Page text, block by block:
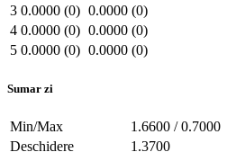
3 0.0000 (0) 0.0000 (0)
4 0.0000 (0) 0.0000 (0)
5 0.0000 (0) 0.0000 (0)
Sumar zi
Min/Max
1.6600 / 0.7000
Deschidere
1.3700